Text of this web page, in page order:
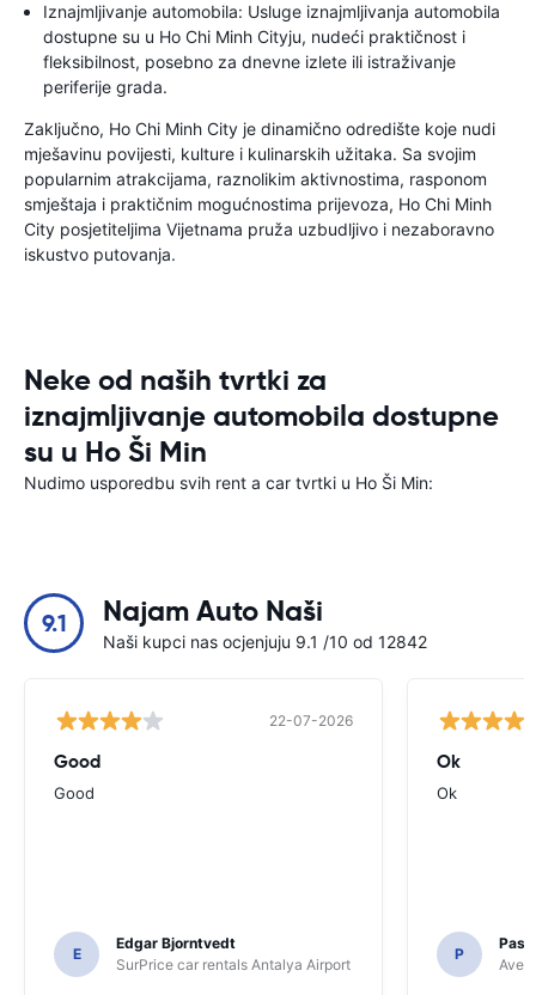
Iznajmljivanje automobila: Usluge iznajmljivanja automobila
dostupne su u Ho Chi Minh Cityju, nudeći praktičnost i
fleksibilnost, posebno za dnevne izlete ili istraživanje
periferije grada.
Zaključno, Ho Chi Minh City je dinamično odredište koje nudi
mješavinu povijesti, kulture i kulinarskih užitaka. Sa svojim
popularnim atrakcijama, raznolikim aktivnostima, rasponom
smještaja i praktičnim mogućnostima prijevoza, Ho Chi Minh
City posjetiteljima Vijetnama pruža uzbudljivo i nezaboravno
iskustvo putovanja.
Neke od naših tvrtki za
iznajmljivanje automobila dostupne
su u Ho Ši Min
Nudimo usporedbu svih rent a car tvrtki u Ho Ši Min:
9.1 Najam Auto Naši
Naši kupci nas ocjenjuju 9.1 /10 od 12842
22-07-2026
Good
Good
E
Edgar Bjorntvedt
SurPrice car rentals Antalya Airport
Ok
Ok
P
Avec